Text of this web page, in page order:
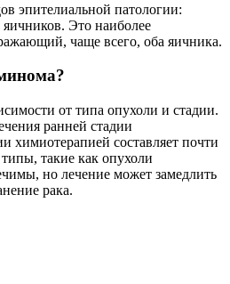
эпителиальной патологии:
Это наиболее
чаще всего, оба яичника.
от типа опухоли и стадии.
ранней стадии
химиотерапией составляет почти
такие как опухоли
но лечение может замедлить
рака.